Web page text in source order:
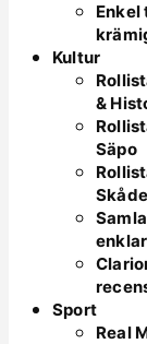
Enkel
Kultur
&
Säpo
Sport
Real